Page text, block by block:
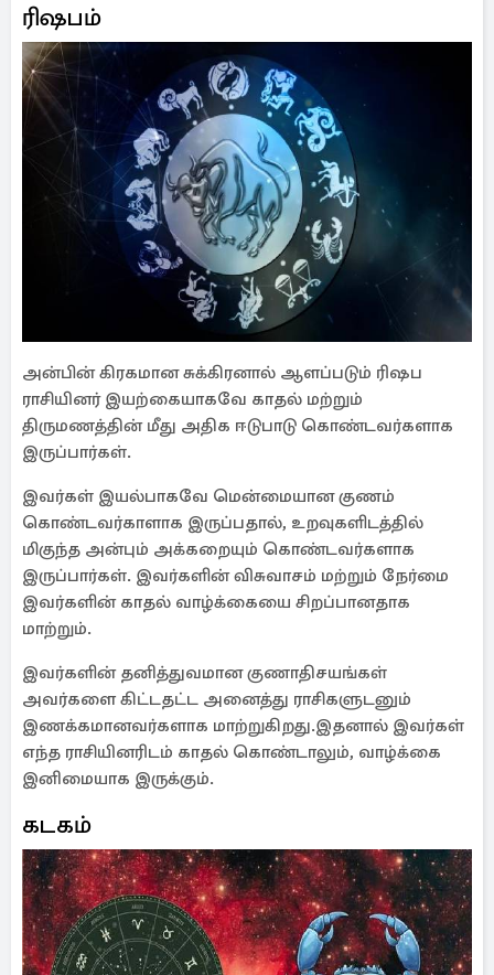
ரிஷபம்
அன்பின் கிரகமான சுக்கிரனால் ஆளப்படும் ரிஷப
ராசியினர் இயற்கையாகவே காதல் மற்றும்
திருமணத்தின் மீது அதிக ஈடுபாடு கொண்டவர்களாக
இருப்பார்கள்.
இவர்கள் இயல்பாகவே மென்மையான குணம்
கொண்டவர்காளாக இருப்பதால், உறவுகளிடத்தில்
மிகுந்த அன்பும் அக்கறையும் கொண்டவர்களாக
இருப்பார்கள். இவர்களின் விசுவாசம் மற்றும் நேர்மை
இவர்களின் காதல் வாழ்க்கையை சிறப்பானதாக
மாற்றும்.
இவர்களின் தனித்துவமான குணாதிசயங்கள்
அவர்களை கிட்டதட்ட அனைத்து ராசிகளுடனும்
இணக்கமானவர்களாக மாற்றுகிறது.இதனால் இவர்கள்
எந்த ராசியினரிடம் காதல் கொண்டாலும், வாழ்க்கை
இனிமையாக இருக்கும்.
கடகம்